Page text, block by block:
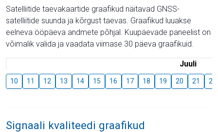
Satelliitide taevakaartide graafikud näitavad GNSS-
satelliitide suunda ja kõrgust taevas. Graafikud luuakse
eelneva ööpäeva andmete põhjal. Kuupäevade paneelist on
võimalik valida ja vaadata viimase 30 päeva graafikuid.
Juuli
10 11 12 13 14 15 16 17 18 19 20 21 22
Signaali kvaliteedi graafikud